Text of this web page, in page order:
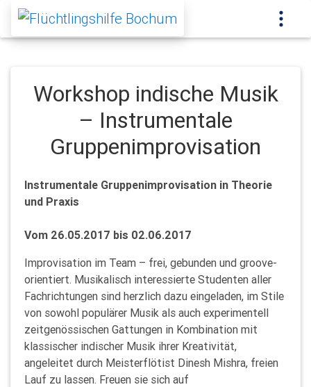
Workshop indische Musik
– Instrumentale
Gruppenimprovisation
Instrumentale Gruppenimprovisation in Theorie
und Praxis
Vom 26.05.2017 bis 02.06.2017
Improvisation im Team – frei, gebunden und groove-
orientiert. Musikalisch interessierte Studenten aller
Fachrichtungen sind herzlich dazu eingeladen, im Stile
von sowohl populärer Musik als auch experimentell
zeitgenössischen Gattungen in Kombination mit
klassischer indischer Musik ihrer Kreativität,
angeleitet durch Meisterflötist Dinesh Mishra, freien
Lauf zu lassen. Freuen sie sich auf